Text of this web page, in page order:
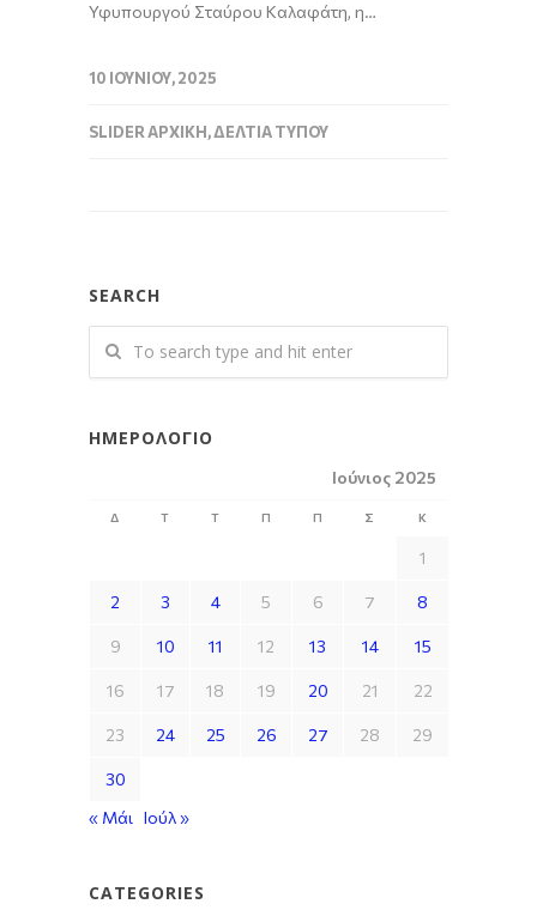
Υφυπουργού Σταύρου Καλαφάτη, η…
10 ΙΟΥΝΊΟΥ, 2025
SLIDER ΑΡΧΙΚΉ,ΔΕΛΤΊΑ ΤΎΠΟΥ
SEARCH
ΗΜΕΡΟΛΌΓΙΟ
Ιούνιος 2025
Δ Τ Τ Π Π Σ Κ
1
2 3 4 5 6 7 8
9 10 11 12 13 14 15
16 17 18 19 20 21 22
23 24 25 26 27 28 29
30
« Μάι Ιούλ »
CATEGORIES